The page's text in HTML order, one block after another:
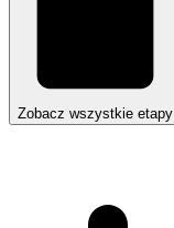
Zobacz wszystkie etapy